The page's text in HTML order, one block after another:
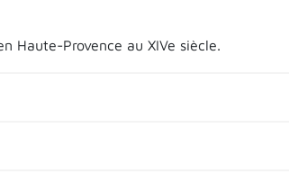
Haute-Provence au XIVe siècle.